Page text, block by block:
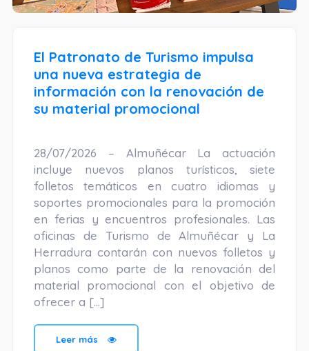
El Patronato de Turismo impulsa
una nueva estrategia de
información con la renovación de
su material promocional
28/07/2026 – Almuñécar La actuación
incluye nuevos planos turísticos, siete
folletos temáticos en cuatro idiomas y
soportes promocionales para la promoción
en ferias y encuentros profesionales. Las
oficinas de Turismo de Almuñécar y La
Herradura contarán con nuevos folletos y
planos como parte de la renovación del
material promocional con el objetivo de
ofrecer a […]
Leer más